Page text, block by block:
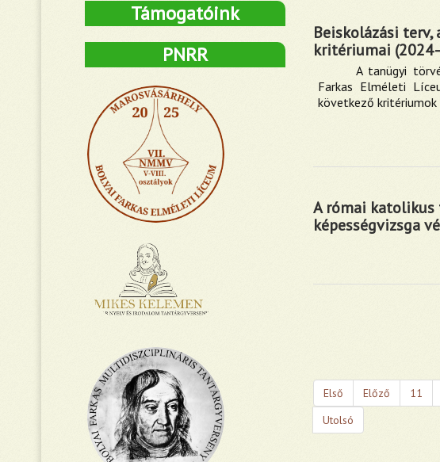
Beiskolázási terv,
kritériumai
A tanügyi
Farkas Elméleti
következő
A római
képességvizsga
Első Előző 11
Utolsó
Támogatóink
PNRR